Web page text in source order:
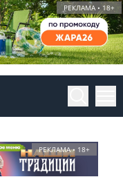
РЕКЛАМА • 18+
РЕКЛАМА • 18+